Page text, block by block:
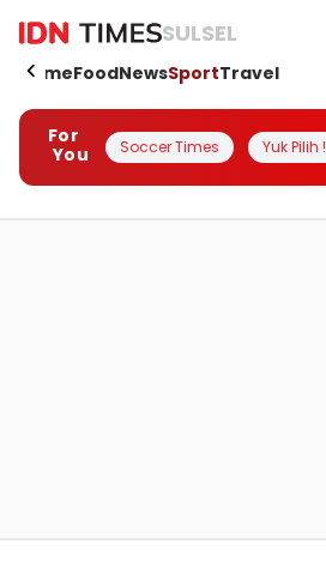
SULSEL
HomeFoodNewsSportTravel
For
You
Soccer Times Yuk Pilih !